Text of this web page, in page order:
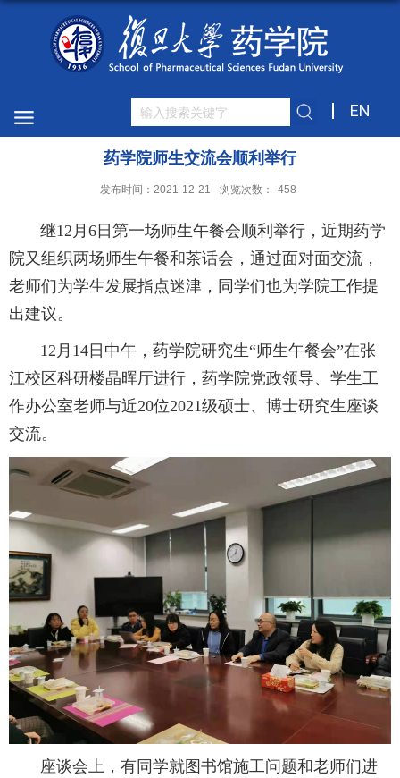
EN
药学院师生交流会顺利举行
发布时间：2021-12-21 浏览次数： 458
继12月6日第一场师生午餐会顺利举行，近期药学
院又组织两场师生午餐和茶话会，通过面对面交流，
老师们为学生发展指点迷津，同学们也为学院工作提
出建议。
12月14日中午，药学院研究生“师生午餐会”在张
江校区科研楼晶晖厅进行，药学院党政领导、学生工
作办公室老师与近20位2021级硕士、博士研究生座谈
交流。
座谈会上，有同学就图书馆施工问题和老师们进